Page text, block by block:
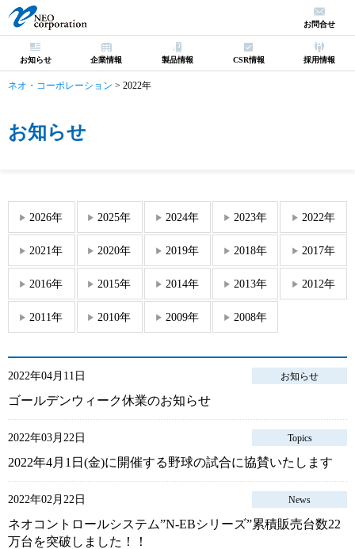
お知らせ 企業情報 製品情報 CSR情報 採用情報
お問合せ
ネオ・コーポレーション > 2022年
お知らせ
2026年 2025年 2024年 2023年 2022年
2021年 2020年 2019年 2018年 2017年
2016年 2015年 2014年 2013年 2012年
2011年 2010年 2009年 2008年
2022年04月11日 お知らせ
ゴールデンウィーク休業のお知らせ
2022年03月22日 Topics
2022年4月1日(金)に開催する野球の試合に協賛いたします
2022年02月22日 News
ネオコントロールシステム”N-EBシリーズ”累積販売台数22
万台を突破しました！！